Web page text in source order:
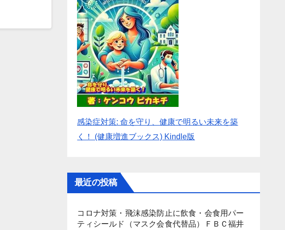
感染症対策: 命を守り、健康で明るい未来を築
く！ (健康増進ブックス) Kindle版
最近の投稿
コロナ対策・飛沫感染防止に飲食・会食用パー
ティシールド（マスク会食代替品）ＦＢＣ福井